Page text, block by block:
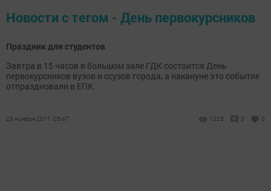
Новости с тегом - День первокурсников
Праздник для студентов
Завтра в 15 часов в большом зале ГДК состоится День
первокурсников вузов и ссузов города, а накануне это событие
отпраздновали в ЕПК.
23 ноября 2011, 05:47 1225 0 0